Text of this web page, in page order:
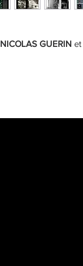
NICOLAS GUERIN et